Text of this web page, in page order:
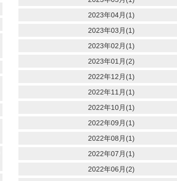
2023年04月(1)
2023年03月(1)
2023年02月(1)
2023年01月(2)
2022年12月(1)
2022年11月(1)
2022年10月(1)
2022年09月(1)
2022年08月(1)
2022年07月(1)
2022年06月(2)